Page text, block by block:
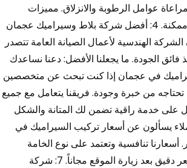
عوامل الرطوبة والانزلاق. مميزات
الخدمة: نعدك بإنهاء المشروع في الوقت المحدد وبأفضل نتيجة ممكنة. 4: أفضل شركة بلاط وسيراميك عجمان
الهندسية لأعمال الصيانة العامة تتصدر
الجودة. ما يجعلنا الأفضل: دعنا نساعدك
فنية. 5: تركيب أرضيات سيراميك في عجمان إذا كنت تبحث عن متخصصين
من خبرة وجودة. فريقنا يتعامل مع جميع
على خدمة راقية تضمن لك المتانة والشكل
يسألون عن أسعار تركيب السيراميك في
تنافسية وتعتمد على نوع الخامة
ومساحة العمل. العوامل المؤثرة على السعر: نوفر لك عرض سعر دقيق بعد زيارة الموقع مجاناً. 7: شركة